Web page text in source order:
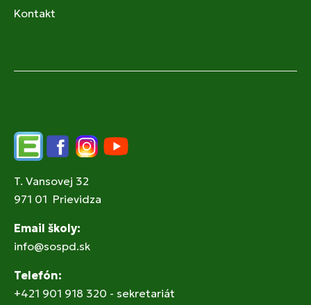
Kontakt
EdupageFacebookInstagram
YouTube
T. Vansovej 32
971 01 Prievidza
Email školy:
info@sospd.sk
Telefón:
+421 901 918 320 - sekretariát